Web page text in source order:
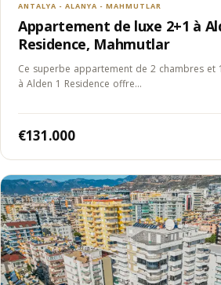
ANTALYA - ALANYA - MAHMUTLAR
Appartement de luxe 2+1 à
Residence, Mahmutlar
Ce superbe appartement de 2 chambres et
à Alden 1 Residence offre…
€131.000